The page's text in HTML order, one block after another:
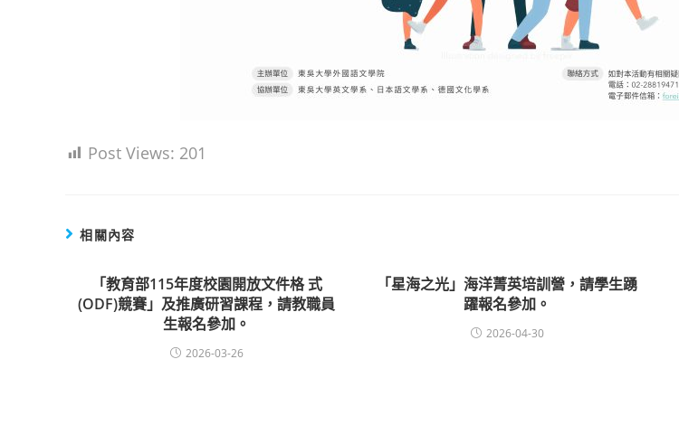
Post Views: 201
相關內容
「教育部115年度校園開放文件格 式
(ODF)競賽」及推廣研習課程，請教職員
生報名參加。
2026-03-26
「星海之光」海洋菁英培訓營，請學生踴
躍報名參加。
2026-04-30